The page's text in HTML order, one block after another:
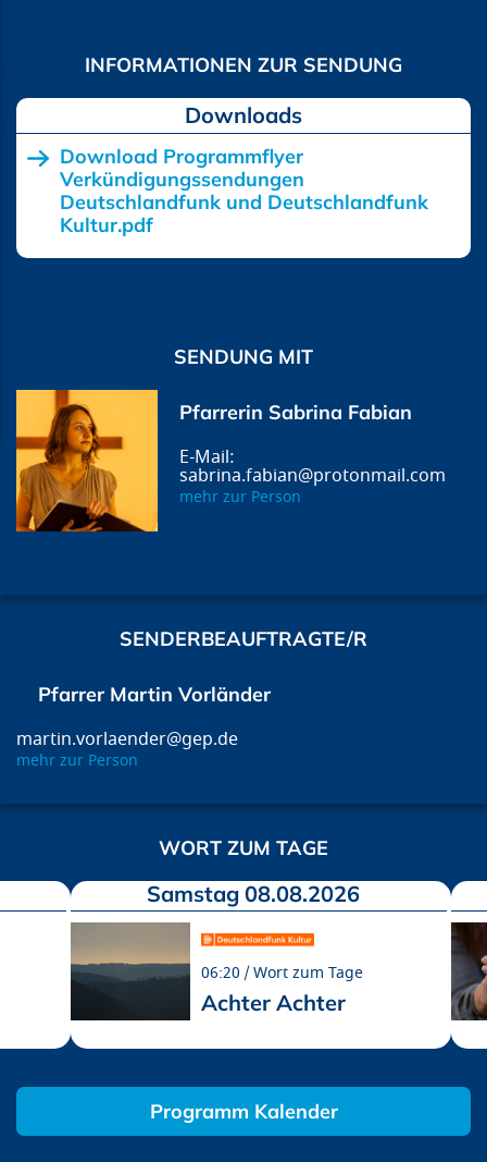
Downloads
Download Programmflyer
Verkündigungssendungen
Deutschlandfunk und Deutschlandfunk
Kultur.pdf
SENDUNG MIT
Pfarrerin Sabrina Fabian
sabrina.fabian@protonmail.com
mehr zur Person
SENDERBEAUFTRAGTE/R
Pfarrer Martin Vorländer
martin.vorlaender@gep.de
mehr zur Person
WORT ZUM TAGE
Samstag 08.08.2026
06:20 Wort zum Tage
Achter Achter
Programm Kalender